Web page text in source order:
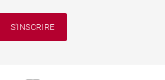
S'INSCRIRE